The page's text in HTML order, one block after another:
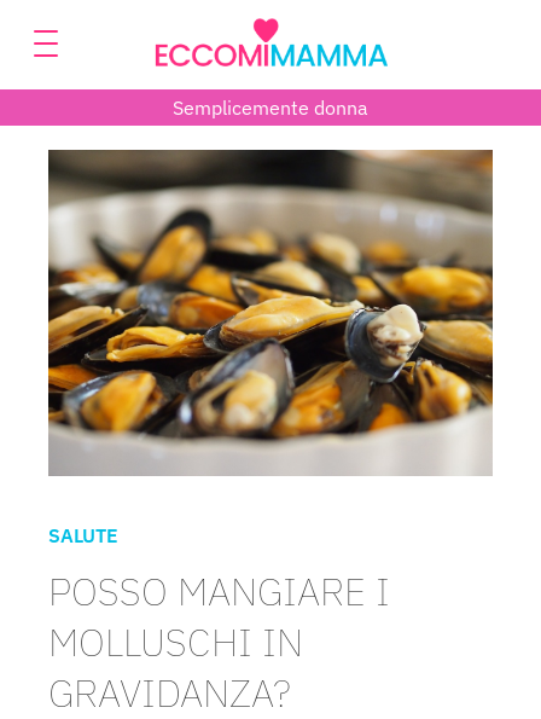
Semplicemente donna
SALUTE
POSSO MANGIARE I
MOLLUSCHI IN
GRAVIDANZA?